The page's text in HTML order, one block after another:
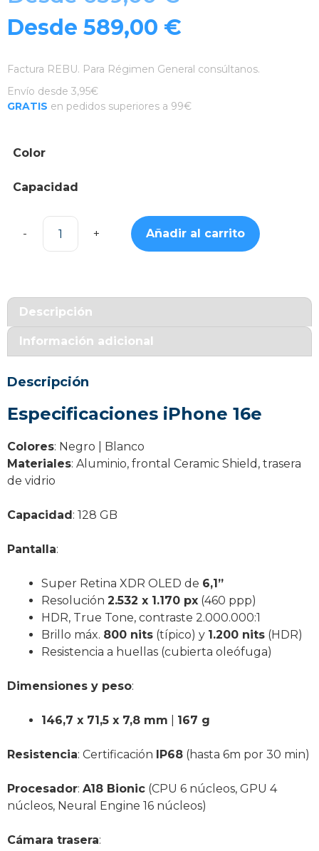
Desde 589,00 €
Factura REBU. Para Régimen General consúltanos.
Envío desde 3,95€
GRATIS en pedidos superiores a 99€
Color
Capacidad
iPhone
Añadir al carrito
Descripción
Información adicional
Descripción
Especificaciones iPhone 16e
Colores: Negro | Blanco
Materiales: Aluminio, frontal Ceramic Shield, trasera
de vidrio
Capacidad: 128 GB
Pantalla:
Super Retina XDR OLED de 6,1”
Resolución 2.532 x 1.170 px (460 ppp)
HDR, True Tone, contraste 2.000.000:1
Brillo máx. 800 nits (típico) y 1.200 nits (HDR)
Resistencia a huellas (cubierta oleófuga)
Dimensiones y peso:
146,7 x 71,5 x 7,8 mm 167 g
Resistencia: Certificación IP68 (hasta 6m por 30 min)
Procesador: A18 Bionic (CPU 6 núcleos, GPU 4
núcleos, Neural Engine 16 núcleos)
Cámara trasera: